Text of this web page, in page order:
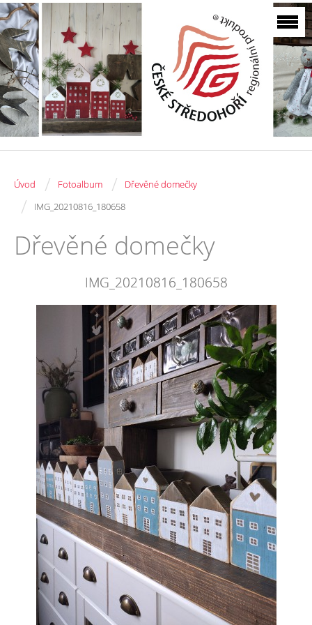
Úvod / Fotoalbum / Dřevěné domečky
/ IMG_20210816_180658
Dřevěné domečky
IMG_20210816_180658